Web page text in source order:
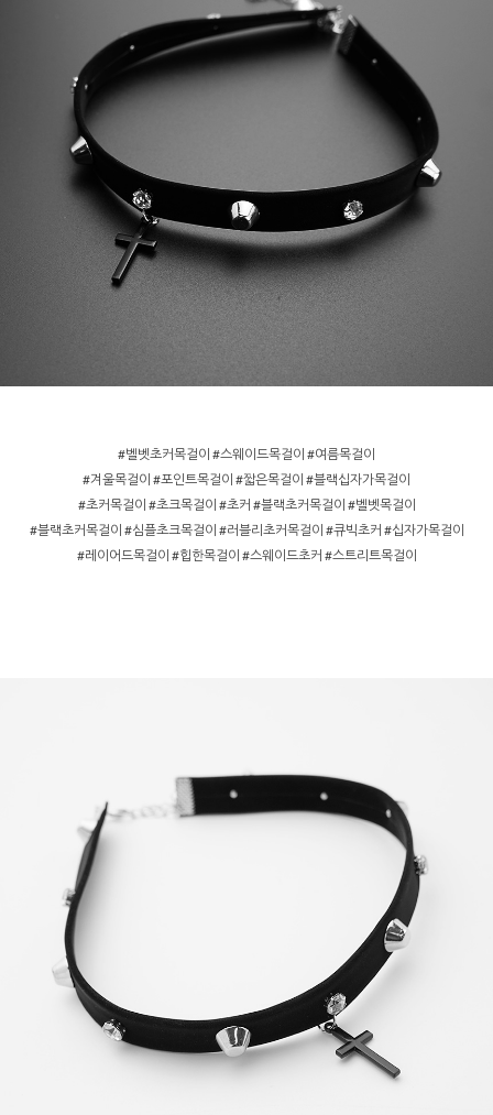
#벨벳초커목걸이 #스웨이드목걸이 #여름목걸이
#겨울목걸이 #포인트목걸이 #짧은목걸이 #블랙십자가목걸이
#초커목걸이 #초크목걸이 #초커 #블랙초커목걸이 #벨벳목걸이
#블랙초커목걸이 #심플초크목걸이 #러블리초커목걸이 #큐빅초커 #십자가목걸이
#레이어드목걸이 #힙한목걸이 #스웨이드초커 #스트리트목걸이